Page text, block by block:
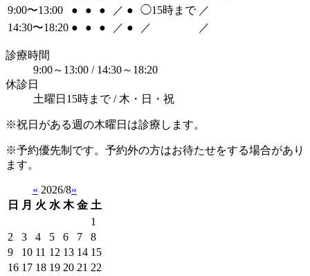
9:00〜13:00
● ● ● ／ ● ◯15時まで ／
14:30〜18:20 ● ● ● ／ ● ／ ／
診療時間
9:00～13:00 / 14:30～18:20
休診日
土曜日15時まで / 木・日・祝
※祝日がある週の木曜日は診療します。
※予約優先制です。予約外の方はお待たせをする場合があり
ます。
« 2026/8»
日
月 火 水 木 金 土
1
2
3 4 5 6 7
8
9
10 11 12 13 14 15
16 17 18 19 20 21 22